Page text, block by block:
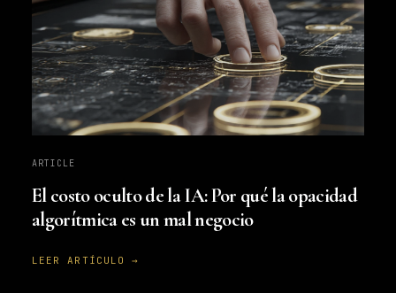
ARTICLE
El costo oculto de la IA: Por qué la opacidad
algorítmica es un mal negocio
LEER ARTÍCULO →